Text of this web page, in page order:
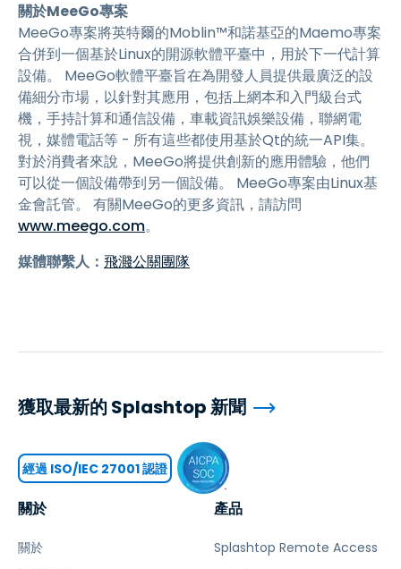
關於MeeGo專案
MeeGo專案將英特爾的Moblin™和諾基亞的Maemo專案
合併到一個基於Linux的開源軟體平臺中，用於下一代計算
設備。 MeeGo軟體平臺旨在為開發人員提供最廣泛的設
備細分市場，以針對其應用，包括上網本和入門級台式
機，手持計算和通信設備，車載資訊娛樂設備，聯網電
視，媒體電話等 - 所有這些都使用基於Qt的統一API集。
對於消費者來說，MeeGo將提供創新的應用體驗，他們
可以從一個設備帶到另一個設備。 MeeGo專案由Linux基
金會託管。 有關MeeGo的更多資訊，請訪問
www.meego.com。
媒體聯繫人： 飛濺公關團隊
關於
關於
產品
Splashtop Remote Access
獲取最新的 Splashtop 新聞
經過 ISO/IEC 27001 認證